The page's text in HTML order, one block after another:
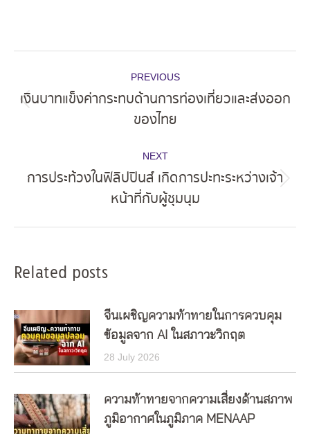
navigation
PREVIOUS
Previous
post:
เงินบาทแข็งค่ากระทบด้านการท่องเที่ยวและส่งออก
ของไทย
NEXT
post:
การประท้วงในฟิลิปปินส์ เกิดการปะทะระหว่างเจ้า
หน้าที่กับผู้ชุมนุม
Related posts
จีนเผชิญความท้าทายในการควบคุม
ข้อมูลจาก AI ในสภาวะวิกฤต
28 July 2026
ความท้าทายจากความเสี่ยงด้านสภาพ
ภูมิอากาศในภูมิภาค MENAAP